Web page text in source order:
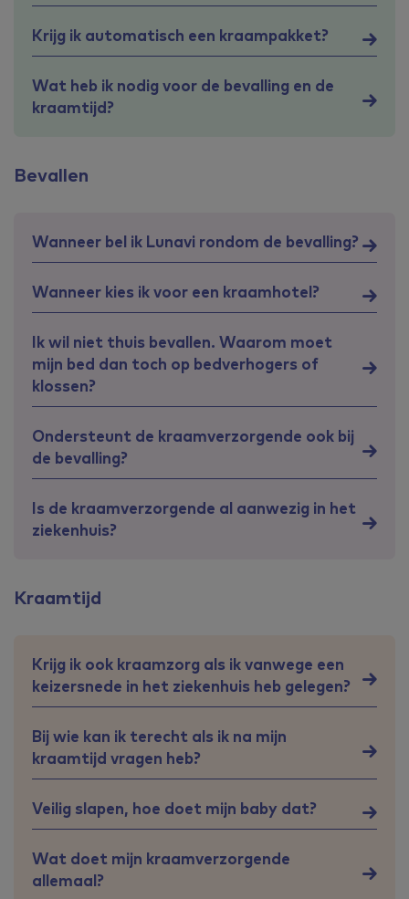
Krijg ik automatisch een kraampakket?
Wat heb ik nodig voor de bevalling en de
kraamtijd?
Bevallen
Wanneer bel ik Lunavi rondom de bevalling?
Wanneer kies ik voor een kraamhotel?
Ik wil niet thuis bevallen. Waarom moet
mijn bed dan toch op bedverhogers of
klossen?
Ondersteunt de kraamverzorgende ook bij
de bevalling?
Is de kraamverzorgende al aanwezig in het
ziekenhuis?
Kraamtijd
Krijg ik ook kraamzorg als ik vanwege een
keizersnede in het ziekenhuis heb gelegen?
Bij wie kan ik terecht als ik na mijn
kraamtijd vragen heb?
Veilig slapen, hoe doet mijn baby dat?
Wat doet mijn kraamverzorgende
allemaal?